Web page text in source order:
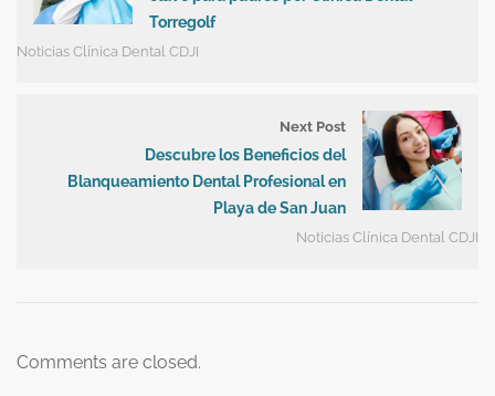
Torregolf
Noticias Clínica Dental CDJI
Next Post
Descubre los Beneficios del
Blanqueamiento Dental Profesional en
Playa de San Juan
Noticias Clínica Dental CDJI
Comments are closed.